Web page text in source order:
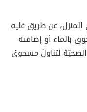
عن طريق غليه
بالماء أو إضافته
لتناولَ مسحوق